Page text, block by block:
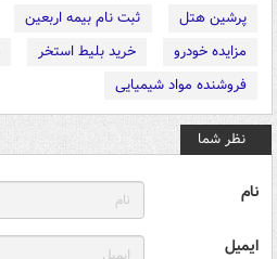
پرشین هتل
ثبت نام بیمه اربعین
مزایده خودرو
خرید بلیط استخر
فروشنده مواد شیمیایی
نظر شما
نام
ایمیل